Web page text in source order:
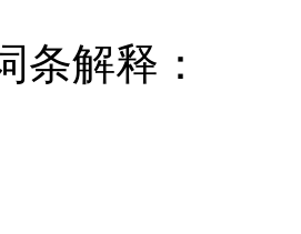
条解释：